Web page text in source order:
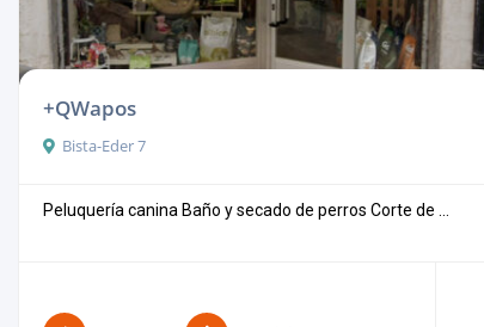
+QWapos
Bista-Eder 7
Peluquería canina Baño y secado de perros Corte de ...